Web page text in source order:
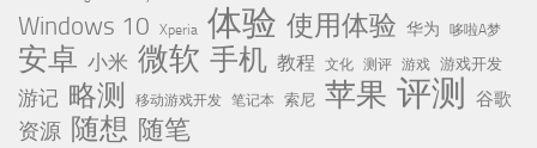
Windows 10 Xperia 体验 使用体验 华为 哆啦A梦
安卓 小米 微软 手机 教程 文化 测评 游戏 游戏开发
游记 略测 移动游戏开发 笔记本 索尼 苹果 评测 谷歌
资源 随想 随笔